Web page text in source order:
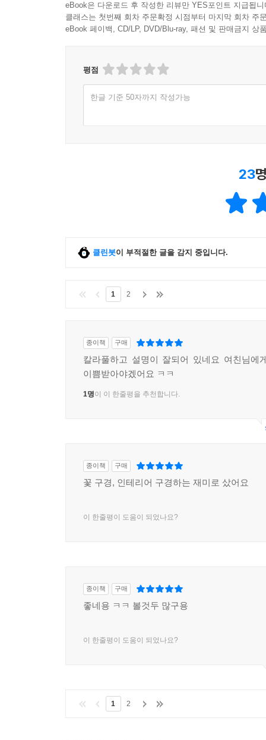
eBook은 다운로드 후 작성한 리뷰만 YES포인트 지급됩니
클래스는 첫번째 회차 주문확정 시점부터 마지막 회차 주
eBook 페이백, CD/LP, DVD/Blu-ray, 패션 및 판매금지 상
평점
한글 기준 50자까지 작성가능
23
클린봇이 부적절한 글을 감지 중입니다.
1 2
종이책 구매
칼라풀하고 설명이 잘되어 있네요 여친님에
이쁨받아야겠어요 ㅋㅋ
1명이 이 한줄평을 추천합니다.
종이책 구매
꽃 구경, 인테리어 구경하는 재미로 샀어요
이 한줄평이 도움이 되었나요?
종이책 구매
좋네용 ㅋㅋ 볼것두 많구용
이 한줄평이 도움이 되었나요?
1 2